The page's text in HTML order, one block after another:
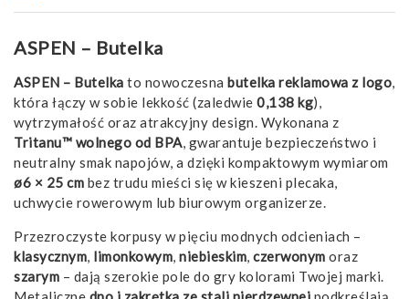
ASPEN – Butelka
ASPEN – Butelka to nowoczesna butelka reklamowa z logo,
która łączy w sobie lekkość (zaledwie 0,138 kg),
wytrzymałość oraz atrakcyjny design. Wykonana z
Tritanu™ wolnego od BPA, gwarantuje bezpieczeństwo i
neutralny smak napojów, a dzięki kompaktowym wymiarom
ø6 × 25 cm bez trudu mieści się w kieszeni plecaka,
uchwycie rowerowym lub biurowym organizerze.
Przezroczyste korpusy w pięciu modnych odcieniach –
klasycznym, limonkowym, niebieskim, czerwonym oraz
szarym – dają szerokie pole do gry kolorami Twojej marki.